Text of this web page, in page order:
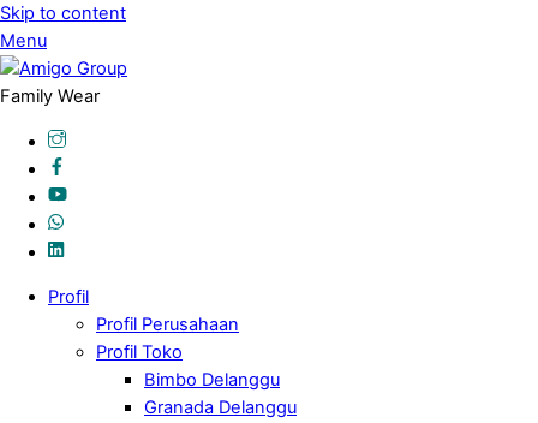
Skip to content
Menu
Family Wear
Profil
Profil Perusahaan
Profil Toko
Bimbo Delanggu
Granada Delanggu